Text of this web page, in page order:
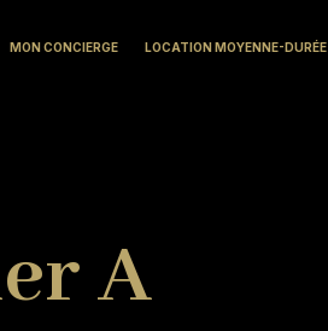
MON CONCIERGE LOCATION MOYENNE-DURÉE
A